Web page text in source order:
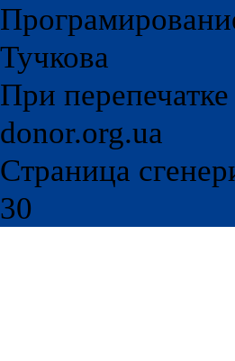
Тучкова
При
donor.org.ua
Страница
30